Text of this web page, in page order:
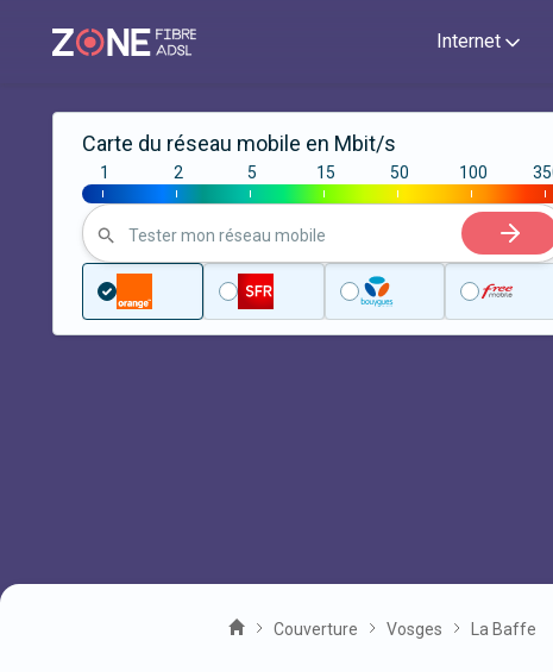
Internet
Carte du réseau mobile en Mbit/s
|
1
|
2
|
5
|
15
|
50
|
100
|
Tester mon réseau mobile
Couverture Vosges La Baffe